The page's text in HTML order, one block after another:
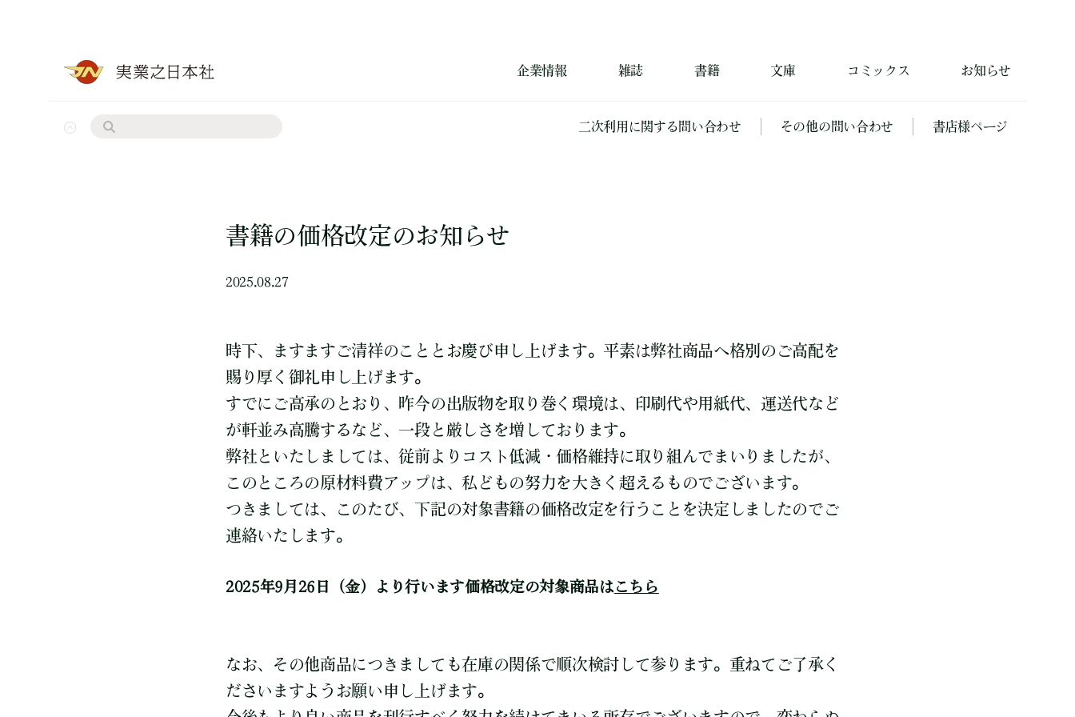
企業情報 雑誌 書籍 文庫 コミックス お知らせ
二次利用に関する問い合わせ その他の問い合わせ 書店様ページ
書籍の価格改定のお知らせ
2025.08.27
時下、ますますご清祥のこととお慶び申し上げます。平素は弊社商品へ格別のご高配を
賜り厚く御礼申し上げます。
すでにご高承のとおり、昨今の出版物を取り巻く環境は、印刷代や用紙代、運送代など
が軒並み高騰するなど、一段と厳しさを増しております。
弊社といたしましては、従前よりコスト低減・価格維持に取り組んでまいりましたが、
このところの原材料費アップは、私どもの努力を大きく超えるものでございます。
つきましては、このたび、下記の対象書籍の価格改定を行うことを決定しましたのでご
連絡いたします。
2025年9月26日（金）より行います価格改定の対象商品は こちら
なお、その他商品につきましても在庫の関係で順次検討して参ります。重ねてご了承く
ださいますようお願い申し上げます。